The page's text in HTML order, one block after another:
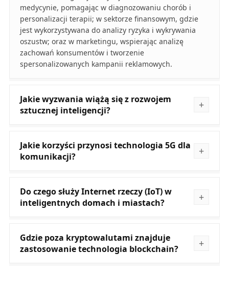
medycynie, pomagając w diagnozowaniu chorób i
personalizacji terapii; w sektorze finansowym, gdzie
jest wykorzystywana do analizy ryzyka i wykrywania
oszustw; oraz w marketingu, wspierając analizę
zachowań konsumentów i tworzenie
spersonalizowanych kampanii reklamowych.
Jakie wyzwania wiążą się z rozwojem
sztucznej inteligencji?
Jakie korzyści przynosi technologia 5G dla
komunikacji?
Do czego służy Internet rzeczy (IoT) w
inteligentnych domach i miastach?
Gdzie poza kryptowalutami znajduje
zastosowanie technologia blockchain?